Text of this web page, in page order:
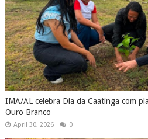
IMA/AL celebra Dia da Caatinga com
Ouro Branco
April 30, 2026 0